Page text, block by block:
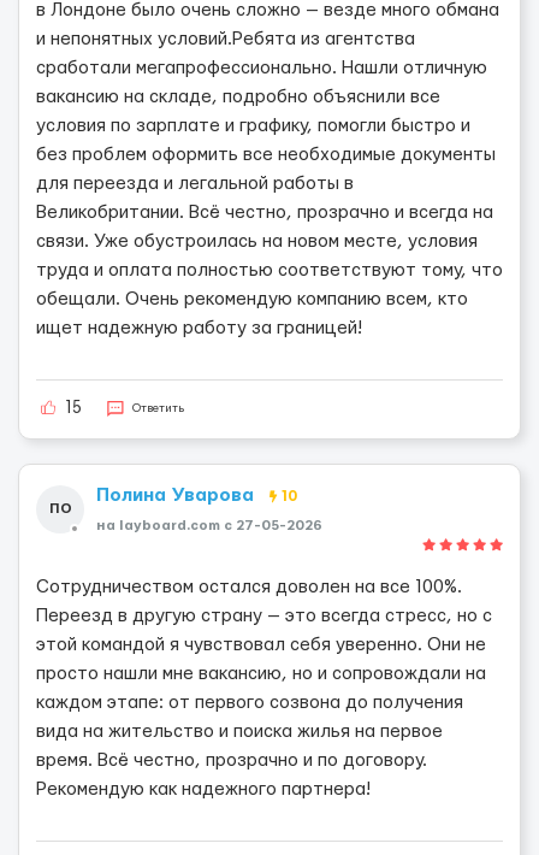
в Лондоне было очень сложно — везде много обмана
и непонятных условий.Ребята из агентства
сработали мегапрофессионально. Нашли отличную
вакансию на складе, подробно объяснили все
условия по зарплате и графику, помогли быстро и
без проблем оформить все необходимые документы
для переезда и легальной работы в
Великобритании. Всё честно, прозрачно и всегда на
связи. Уже обустроилась на новом месте, условия
труда и оплата полностью соответствуют тому, что
обещали. Очень рекомендую компанию всем, кто
ищет надежную работу за границей!
15 Ответить
ПО
Полина Уварова 10
на layboard.com c 27-05-2026
Сотрудничеством остался доволен на все 100%.
Переезд в другую страну — это всегда стресс, но с
этой командой я чувствовал себя уверенно. Они не
просто нашли мне вакансию, но и сопровождали на
каждом этапе: от первого созвона до получения
вида на жительство и поиска жилья на первое
время. Всё честно, прозрачно и по договору.
Рекомендую как надежного партнера!